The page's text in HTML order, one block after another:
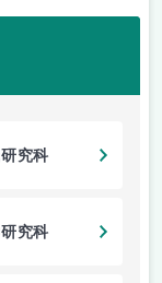
究科
究科